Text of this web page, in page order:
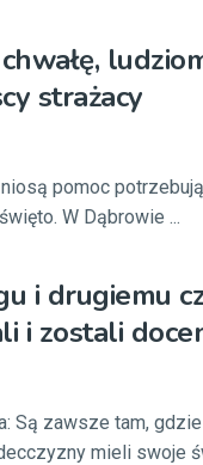
strażacy
pomoc
W Dąbrowie ...
i drugiemu
i zostali
Są zawsze tam,
mieli swoje